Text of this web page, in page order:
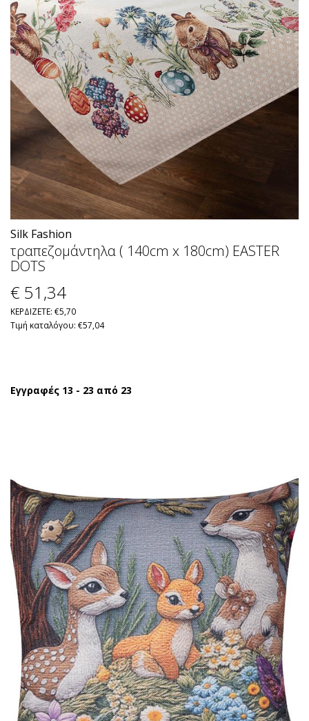
Silk Fashion
τραπεζομάντηλα ( 140cm x 180cm) EASTER
DOTS
€ 51 ,34
ΚΕΡΔΙΖΕΤΕ: €5,70
Τιμή καταλόγου: €57,04
Εγγραφές 13 - 23 από 23